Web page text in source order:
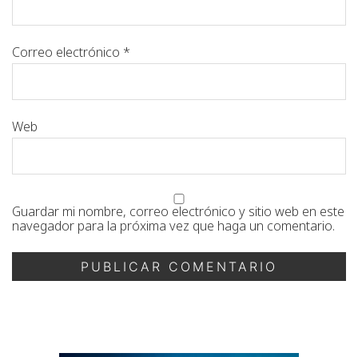
Correo electrónico *
Web
Guardar mi nombre, correo electrónico y sitio web en este
navegador para la próxima vez que haga un comentario.